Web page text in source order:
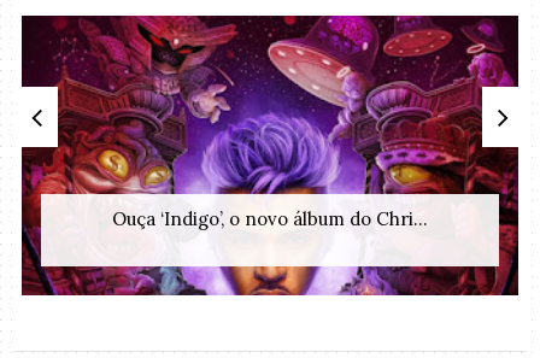
Ouça ‘Indigo’, o novo álbum do Chri...